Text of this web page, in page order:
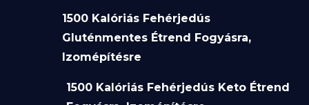
1500 Kalóriás Fehérjedús
Gluténmentes Étrend Fogyásra,
Izomépítésre
1500 Kalóriás Fehérjedús Keto Étrend